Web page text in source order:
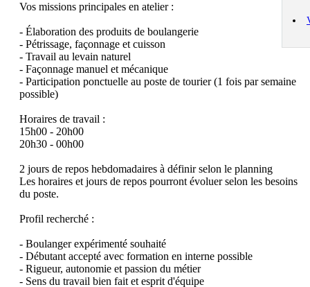
Vos missions principales en atelier :
- Élaboration des produits de boulangerie
- Pétrissage, façonnage et cuisson
- Travail au levain naturel
- Façonnage manuel et mécanique
- Participation ponctuelle au poste de tourier (1 fois par semaine
possible)
Horaires de travail :
15h00 - 20h00
20h30 - 00h00
2 jours de repos hebdomadaires à définir selon le planning
Les horaires et jours de repos pourront évoluer selon les besoins
du poste.
Profil recherché :
- Boulanger expérimenté souhaité
- Débutant accepté avec formation en interne possible
- Rigueur, autonomie et passion du métier
- Sens du travail bien fait et esprit d'équipe